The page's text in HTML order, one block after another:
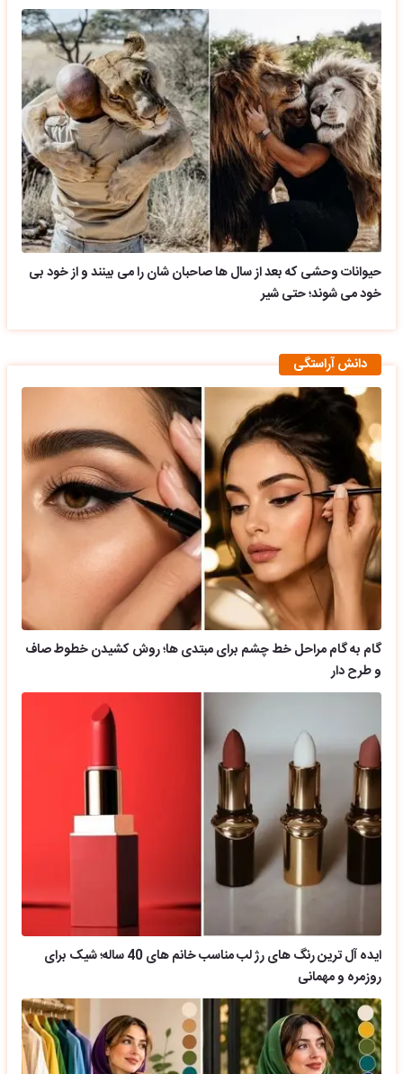
حیوانات وحشی که بعد از سال ها صاحبان شان را می بینند و از خود بی
خود می شوند؛ حتی شیر
دانش آراستگی
گام به گام مراحل خط چشم برای مبتدی ها؛ روش کشیدن خطوط صاف
و طرح دار
ایده آل ترین رنگ های رژ لب مناسب خانم های 40 ساله؛ شیک برای
روزمره و مهمانی